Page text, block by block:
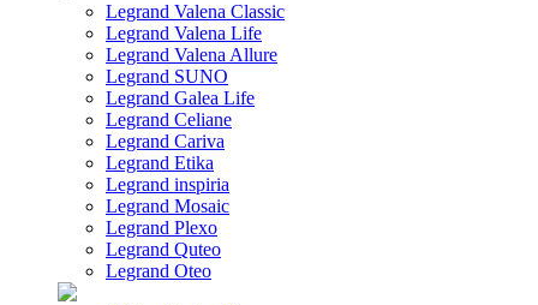
Legrand Valena Classic
Legrand Valena Life
Legrand Valena Allure
Legrand SUNO
Legrand Galea Life
Legrand Celiane
Legrand Cariva
Legrand Etika
Legrand inspiria
Legrand Mosaic
Legrand Plexo
Legrand Quteo
Legrand Oteo